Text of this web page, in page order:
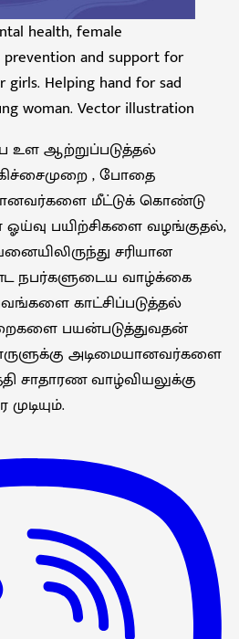
health, female
prevention and support for
girls. Helping hand for sad
woman. Vector illustration
உள ஆற்றுப்படுத்தல்
, போதை
மீட்டுக் கொண்டு
பயிற்சிகளை வழங்குதல்,
சரியான
நபர்களுடைய வாழ்க்கை
காட்சிப்படுத்தல்
பயன்படுத்துவதன்
அடிமையானவர்களை
சாதாரண வாழ்வியலுக்கு